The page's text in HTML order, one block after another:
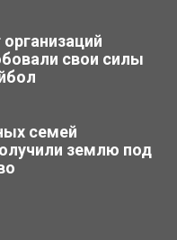
свои силы
семей
землю под